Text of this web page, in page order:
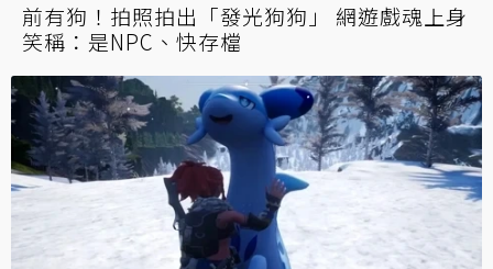
前有狗！拍照拍出「發光狗狗」 網遊戲魂上身
笑稱：是NPC、快存檔